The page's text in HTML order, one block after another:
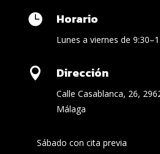
 Horario
Lunes a viernes de
 Dirección
Calle Casablanca, 26,
Málaga
Sábado con cita previa